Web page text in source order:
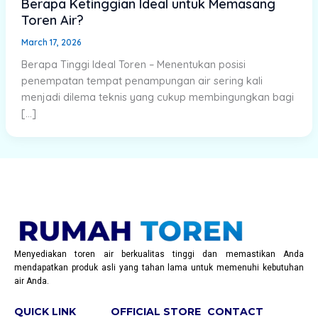
Berapa Ketinggian Ideal untuk Memasang
Toren Air?
March 17, 2026
Berapa Tinggi Ideal Toren – Menentukan posisi
penempatan tempat penampungan air sering kali
menjadi dilema teknis yang cukup membingungkan bagi
[…]
Menyediakan toren air berkualitas tinggi dan memastikan Anda
mendapatkan produk asli yang tahan lama untuk memenuhi kebutuhan
air Anda.
QUICK LINK OFFICIAL STORE CONTACT